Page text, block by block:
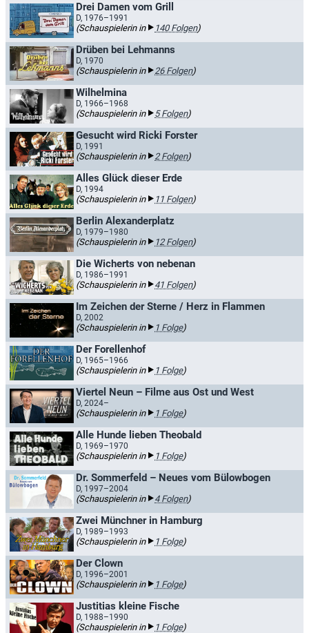
Drei Damen vom Grill
D, 1976–1991
(Schauspielerin in 140 Folgen)
Drüben bei Lehmanns
D, 1970
(Schauspielerin in 26 Folgen)
Wilhelmina
D, 1966–1968
(Schauspielerin in 5 Folgen)
Gesucht wird Ricki Forster
D, 1991
(Schauspielerin in 2 Folgen)
Alles Glück dieser Erde
D, 1994
(Schauspielerin in 11 Folgen)
Berlin Alexanderplatz
D, 1979–1980
(Schauspielerin in 12 Folgen)
Die Wicherts von nebenan
D, 1986–1991
(Schauspielerin in 41 Folgen)
Im Zeichen der Sterne / Herz in Flammen
D, 2002
(Schauspielerin in 1 Folge)
Der Forellenhof
D, 1965–1966
(Schauspielerin in 1 Folge)
Viertel Neun – Filme aus Ost und West
D, 2024–
(Schauspielerin in 1 Folge)
Alle Hunde lieben Theobald
D, 1969–1970
(Schauspielerin in 1 Folge)
Dr. Sommerfeld – Neues vom Bülowbogen
D, 1997–2004
(Schauspielerin in 4 Folgen)
Zwei Münchner in Hamburg
D, 1989–1993
(Schauspielerin in 1 Folge)
Der Clown
D, 1996–2001
(Schauspielerin in 1 Folge)
Justitias kleine Fische
D, 1988–1990
(Schauspielerin in 1 Folge)